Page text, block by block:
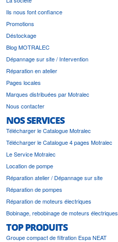
Ils nous font confiance
Promotions
Déstockage
Blog MOTRALEC
Dépannage sur site / Intervention
Réparation en atelier
Pages locales
Marques distribuées par Motralec
Nous contacter
NOS SERVICES
Télécharger le Catalogue Motralec
Télécharger le Catalogue 4 pages Motralec
Le Service Motralec
Location de pompe
Réparation atelier / Dépannage sur site
Réparation de pompes
Réparation de moteurs électriques
Bobinage, rebobinage de moteurs électriques
TOP PRODUITS
Groupe compact de filtration Espa NEAT